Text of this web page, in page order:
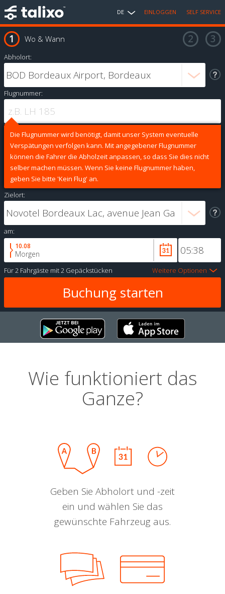
DE EINLOGGEN SELF SERVICE
Wo & Wann
Abholort:
Flugnummer:
Die Flugnummer wird benötigt, damit unser System eventuelle
Verspätungen verfolgen kann. Mit angegebener Flugnummer
können die Fahrer die Abholzeit anpassen, so dass Sie dies nicht
selber machen müssen. Wenn Sie keine Flugnummer haben,
geben Sie bitte 'Kein Flug' an.
Zielort:
am:
10.08
Morgen
Für2 Fahrgäste mit2 Gepäckstücken Weitere Optionen
Wie funktioniert das
Ganze?
Geben Sie Abholort und -zeit
ein und wählen Sie das
gewünschte Fahrzeug aus.